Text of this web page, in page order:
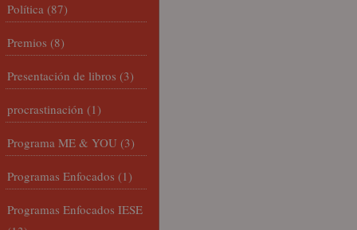
Política (87)
Premios (8)
Presentación de libros (3)
procrastinación (1)
Programa ME & YOU (3)
Programas Enfocados (1)
Programas Enfocados IESE